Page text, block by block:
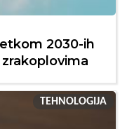
2030-ih
TEHNOLOGIJA